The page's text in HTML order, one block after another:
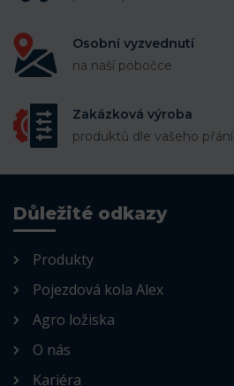
Osobní vyzvednutí
na naší pobočce
Zakázková výroba
produktů dle vašeho přání
Důležité odkazy
Produkty
Pojezdová kola Alex
Agro ložiska
O nás
Kariéra